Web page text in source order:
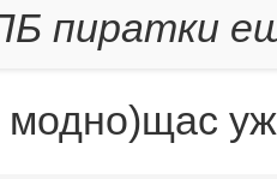
пиратки